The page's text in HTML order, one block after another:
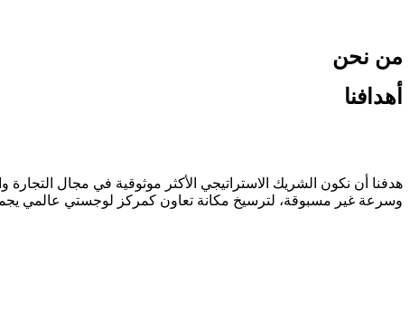
من نحن
أهدافنا
هدفنا أن نكون الشريك الاستراتيجي الأكثر موثوقية في مجال
وسرعة غير مسبوقة، لترسيخ مكانة تعاون كمركز لوجستي عالمي يجمع